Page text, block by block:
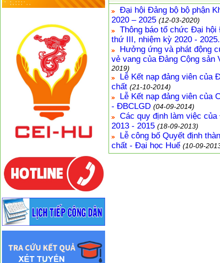
Đại hội Đảng bộ bộ phận
2020 – 2025 (12-03-2020)
Thông báo tổ chức Đại hội
thứ III, nhiệm kỳ 2020 - 2025.
Hưởng ứng và phát động
vẻ vang của Đảng Cộng sản
2019)
Lễ Kết nạp đảng viên của
chất (21-10-2014)
Lễ Kết nạp đảng viên của
- ĐBCLGD (04-09-2014)
Các quy định làm việc
2013 - 2015 (18-09-2013)
Lễ công bố Quyết định
chất - Đại học Huế (10-09-